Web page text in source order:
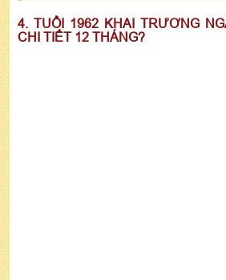
4. TUỔI 1962 KHAI TRƯƠNG
CHI TIẾT 12 THÁNG?